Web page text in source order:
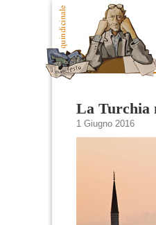
La Turchia
1 Giugno 2016